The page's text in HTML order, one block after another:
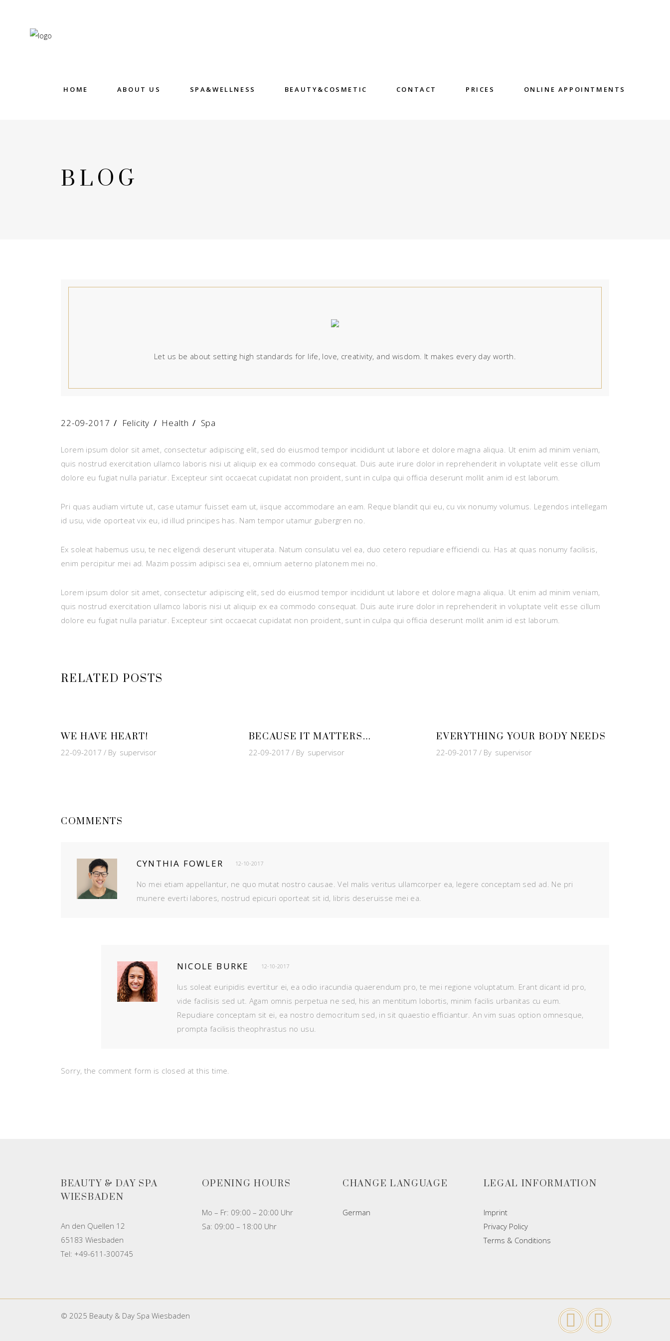
HOME ABOUT US SPA&WELLNESS BEAUTY&COSMETIC CONTACT PRICES ONLINE APPOINTMENTS
BLOG
Let us be about setting high standards for life, love, creativity, and wisdom. It makes every day worth.
22-09-2017 Felicity Health / Spa
Lorem ipsum dolor sit amet, consectetur adipiscing elit, sed do eiusmod tempor incididunt ut labore et dolore magna aliqua. Ut enim ad minim veniam,
quis nostrud exercitation ullamco laboris nisi ut aliquip ex ea commodo consequat. Duis aute irure dolor in reprehenderit in voluptate velit esse cillum
dolore eu fugiat nulla pariatur. Excepteur sint occaecat cupidatat non proident, sunt in culpa qui officia deserunt mollit anim id est laborum.
Pri quas audiam virtute ut, case utamur fuisset eam ut, iisque accommodare an eam. Reque blandit qui eu, cu vix nonumy volumus. Legendos intellegam
id usu, vide oporteat vix eu, id illud principes has. Nam tempor utamur gubergren no.
Ex soleat habemus usu, te nec eligendi deserunt vituperata. Natum consulatu vel ea, duo cetero repudiare efficiendi cu. Has at quas nonumy facilisis,
enim percipitur mei ad. Mazim possim adipisci sea ei, omnium aeterno platonem mei no.
Lorem ipsum dolor sit amet, consectetur adipiscing elit, sed do eiusmod tempor incididunt ut labore et dolore magna aliqua. Ut enim ad minim veniam,
quis nostrud exercitation ullamco laboris nisi ut aliquip ex ea commodo consequat. Duis aute irure dolor in reprehenderit in voluptate velit esse cillum
dolore eu fugiat nulla pariatur. Excepteur sint occaecat cupidatat non proident, sunt in culpa qui officia deserunt mollit anim id est laborum.
RELATED POSTS
WE HAVE HEART!
22-09-2017 By supervisor
BECAUSE IT MATTERS…
22-09-2017 By supervisor
EVERYTHING YOUR BODY NEEDS
22-09-2017 By supervisor
COMMENTS
CYNTHIA FOWLER 12-10-2017
No mei etiam appellantur, ne quo mutat nostro causae. Vel malis veritus ullamcorper ea, legere conceptam sed ad. Ne pri
munere everti labores, nostrud epicuri oporteat sit id, libris deseruisse mei ea.
NICOLE BURKE 12-10-2017
Ius soleat euripidis evertitur ei, ea odio iracundia quaerendum pro, te mei regione voluptatum. Erant dicant id pro,
vide facilisis sed ut. Agam omnis perpetua ne sed, his an mentitum lobortis, minim facilis urbanitas cu eum.
Repudiare conceptam sit ei, ea nostro democritum sed, in sit quaestio efficiantur. An vim suas option omnesque,
prompta facilisis theophrastus no usu.
Sorry, the comment form is closed at this time.
BEAUTY & DAY SPA
WIESBADEN
An den Quellen 12
65183 Wiesbaden
Tel: +49-611-300745
OPENING HOURS
Mo – Fr: 09:00 – 20:00 Uhr
Sa: 09:00 – 18:00 Uhr
CHANGE LANGUAGE
German
LEGAL INFORMATION
Imprint
Privacy Policy
Terms & Conditions
© 2025 Beauty & Day Spa Wiesbaden